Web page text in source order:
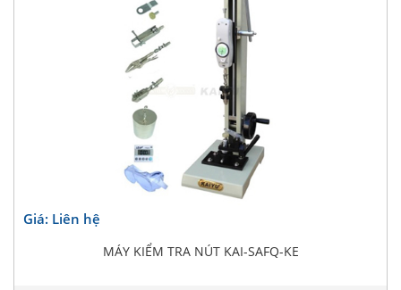
Giá: Liên hệ
MÁY KIỂM TRA NÚT KAI-SAFQ-KE